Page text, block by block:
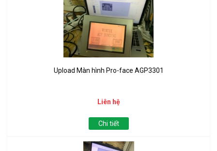
Upload Màn hình Pro-face AGP3301
Liên hệ
Chi tiết